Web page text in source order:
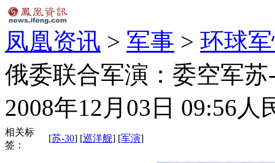
凤凰资讯 > 军事 > 环球
俄委联合军演：委空军苏
2008年12月03日 09:56人
相关标
签：
[苏-30] [巡洋舰] [军演]